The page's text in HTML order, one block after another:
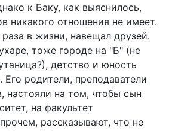
к Баку, как выяснилось,
никакого отношения не имеет.
в жизни, навещал друзей.
тоже городе на "Б" (не
детство и юность
Его родители, преподаватели
настояли на том, чтобы сын
на факультет
рассказывают, что не